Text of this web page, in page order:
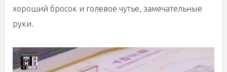
хороший бросок и голевое чутье, замечательные
руки.